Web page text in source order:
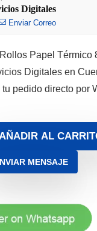
era:
es:
Digitales
Enviar Correo
Papel Térmico
Digitales en
tu pedido directo por
AL
MENSAJE